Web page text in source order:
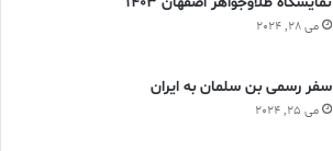
می 28, 2024
سفر رسمی بن سلمان به ایران
می 25, 2024